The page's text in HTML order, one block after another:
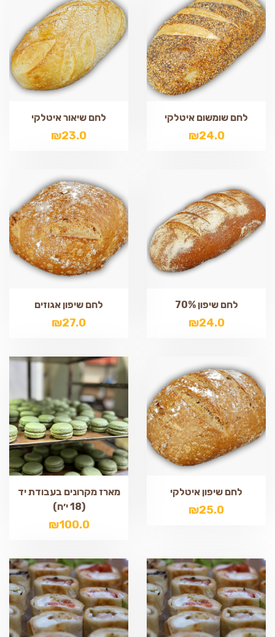
לחם שומשום איטלקי
₪24.0
לחם שיאור איטלקי
₪23.0
לחם שיפון 70%
₪24.0
לחם שיפון אגוזים
₪27.0
לחם שיפון איטלקי
₪25.0
מארז מקרונים בעבודת יד
(18 י׳ח)
₪100.0